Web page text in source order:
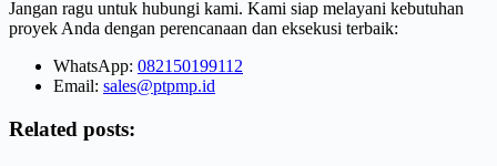
Jangan ragu untuk hubungi kami. Kami siap melayani kebutuhan
proyek Anda dengan perencanaan dan eksekusi terbaik:
WhatsApp: 082150199112
Email: sales@ptpmp.id
Related posts: